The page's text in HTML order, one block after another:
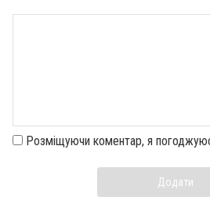
Розміщуючи коментар, я
Додати